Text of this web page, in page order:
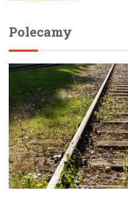
Polecamy